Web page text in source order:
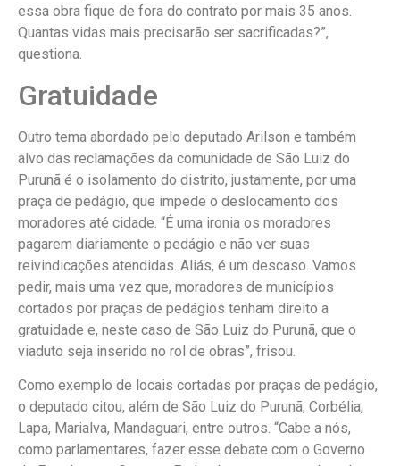
essa obra fique de fora do contrato por mais 35 anos.
Quantas vidas mais precisarão ser sacrificadas?”,
questiona.
Gratuidade
Outro tema abordado pelo deputado Arilson e também
alvo das reclamações da comunidade de São Luiz do
Purunã é o isolamento do distrito, justamente, por uma
praça de pedágio, que impede o deslocamento dos
moradores até cidade. “É uma ironia os moradores
pagarem diariamente o pedágio e não ver suas
reivindicações atendidas. Aliás, é um descaso. Vamos
pedir, mais uma vez que, moradores de municípios
cortados por praças de pedágios tenham direito a
gratuidade e, neste caso de São Luiz do Purunã, que o
viaduto seja inserido no rol de obras”, frisou.
Como exemplo de locais cortadas por praças de pedágio,
o deputado citou, além de São Luiz do Purunã, Corbélia,
Lapa, Marialva, Mandaguari, entre outros. “Cabe a nós,
como parlamentares, fazer esse debate com o Governo